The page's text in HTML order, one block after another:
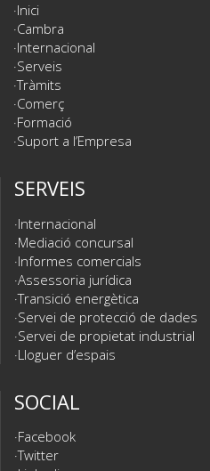
Inici
Cambra
Internacional
Serveis
Tràmits
Comerç
Formació
Suport a l’Empresa
SERVEIS
Internacional
Mediació concursal
Informes comercials
Assessoria jurídica
Transició energètica
Servei de protecció de dades
Servei de propietat industrial
Lloguer d’espais
SOCIAL
Facebook
Twitter